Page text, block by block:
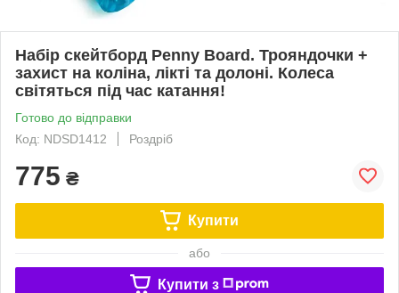
Набір скейтборд Penny Board. Трояндочки +
захист на коліна, лікті та долоні. Колеса
світяться під час катання!
Готово до відправки
Код: NDSD1412
Роздріб
775 ₴
Купити
або
Купити з